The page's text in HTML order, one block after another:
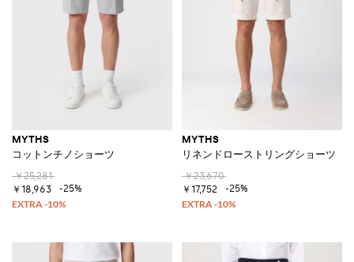
MYTHS
コットンチノショーツ
￥25,281
￥18,963
-25%
MYTHS
リネンドローストリングショーツ
￥23,670
￥17,752
-25%